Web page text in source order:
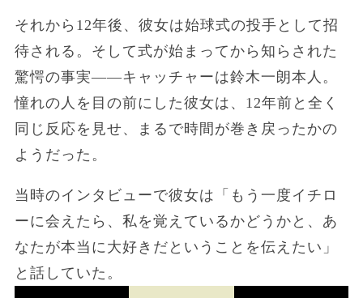
それから12年後、彼女は始球式の投手として招
待される。そして式が始まってから知らされた
驚愕の事実――キャッチャーは鈴木一朗本人。
憧れの人を目の前にした彼女は、12年前と全く
同じ反応を見せ、まるで時間が巻き戻ったかの
ようだった。
当時のインタビューで彼女は「もう一度イチロ
ーに会えたら、私を覚えているかどうかと、あ
なたが本当に大好きだということを伝えたい」
と話していた。